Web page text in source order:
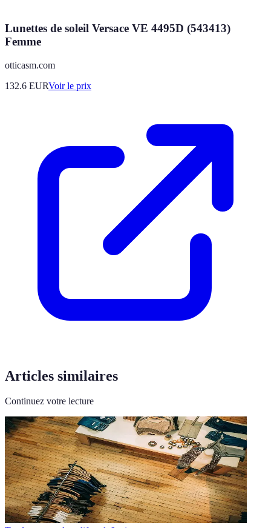
Lunettes de soleil Versace VE 4495D (543413)
Femme
otticasm.com
132.6 EURVoir le prix
Articles similaires
Continuez votre lecture